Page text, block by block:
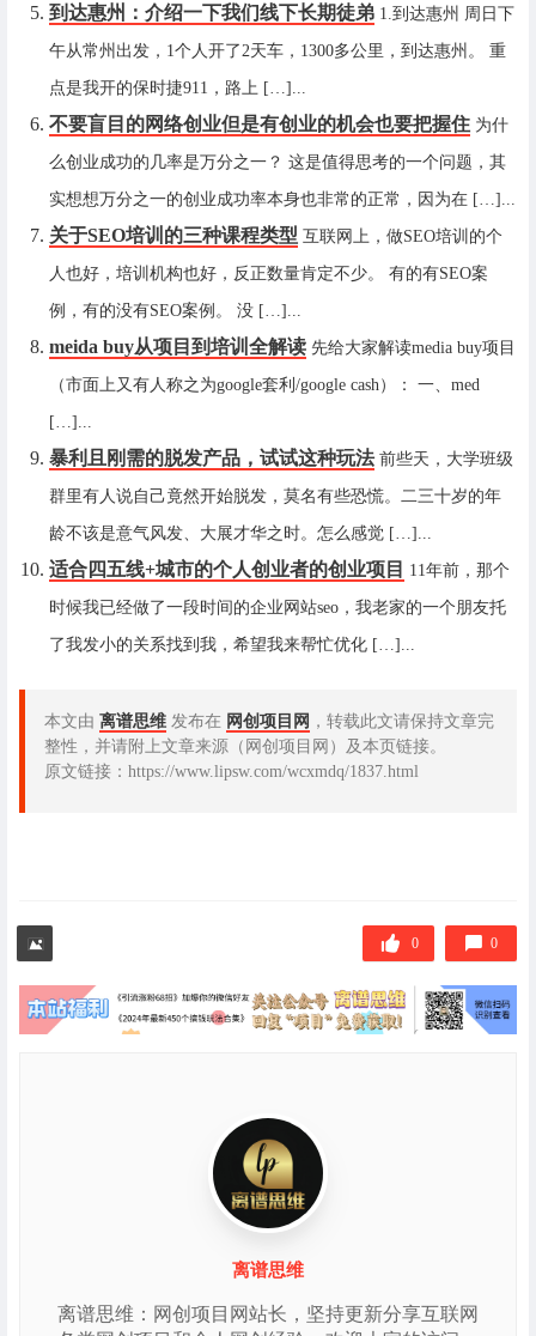
到达惠州：介绍一下我们线下长期徒弟 1.到达惠州 周日下
午从常州出发，1个人开了2天车，1300多公里，到达惠州。 重
点是我开的保时捷911，路上 […]...
不要盲目的网络创业但是有创业的机会也要把握住 为什
么创业成功的几率是万分之一？ 这是值得思考的一个问题，其
实想想万分之一的创业成功率本身也非常的正常，因为在 […]...
关于SEO培训的三种课程类型 互联网上，做SEO培训的个
人也好，培训机构也好，反正数量肯定不少。 有的有SEO案
例，有的没有SEO案例。 没 […]...
meida buy从项目到培训全解读 先给大家解读media buy项目
（市面上又有人称之为google套利/google cash）： 一、med
[…]...
暴利且刚需的脱发产品，试试这种玩法 前些天，大学班级
群里有人说自己竟然开始脱发，莫名有些恐慌。二三十岁的年
龄不该是意气风发、大展才华之时。怎么感觉 […]...
适合四五线+城市的个人创业者的创业项目 11年前，那个
时候我已经做了一段时间的企业网站seo，我老家的一个朋友托
了我发小的关系找到我，希望我来帮忙优化 […]...
本文由 离谱思维 发布在 网创项目网 ，转载此文请保持文章完
整性，并请附上文章来源（网创项目网）及本页链接。
原文链接：https://www.lipsw.com/wcxmdq/1837.html
0 0
离谱思维
离谱思维：网创项目网站长，坚持更新分享互联网